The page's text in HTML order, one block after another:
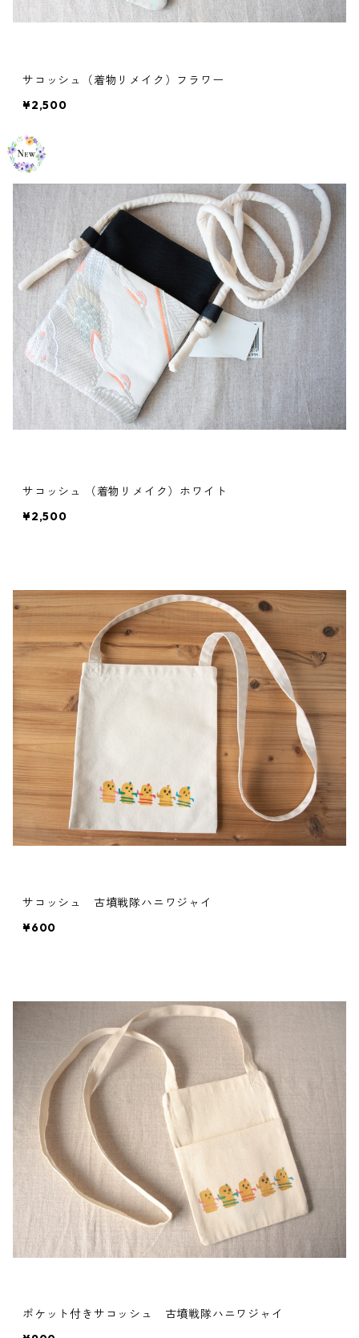
サコッシュ（着物リメイク）フラワー
¥2,500
サコッシュ （着物リメイク）ホワイト
¥2,500
サコッシュ 古墳戦隊ハニワジャイ
¥600
ポケット付きサコッシュ 古墳戦隊ハニワジャイ